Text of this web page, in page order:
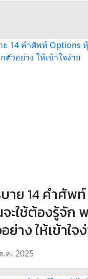
าย 14 คำศัพ
ะใช้ต้องรู้จัก
ย่าง ให้เข้าใจ
.ค. 2025